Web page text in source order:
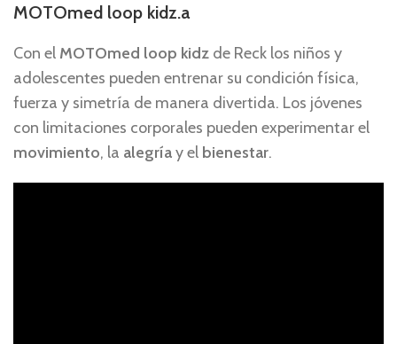
MOTOmed loop kidz.a
Con el MOTOmed loop kidz de Reck los niños y
adolescentes pueden entrenar su condición física,
fuerza y simetría de manera divertida. Los jóvenes
con limitaciones corporales pueden experimentar el
movimiento, la alegríay el bienestar.